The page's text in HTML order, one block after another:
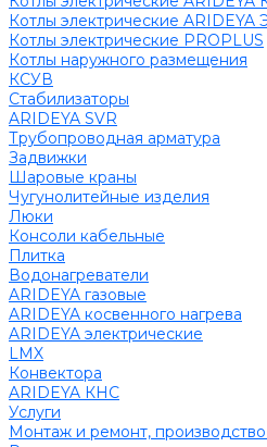
Котлы электрические ARIDEYA
Котлы электрические PROPLUS
Котлы наружного размещения
КСУВ
Стабилизаторы
ARIDEYA SVR
Трубопроводная арматура
Задвижки
Шаровые краны
Чугунолитейные изделия
Люки
Консоли кабельные
Плитка
Водонагреватели
ARIDEYA газовые
ARIDEYA косвенного нагрева
ARIDEYA электрические
LMX
Конвектора
ARIDEYA КНС
Услуги
Монтаж и ремонт,